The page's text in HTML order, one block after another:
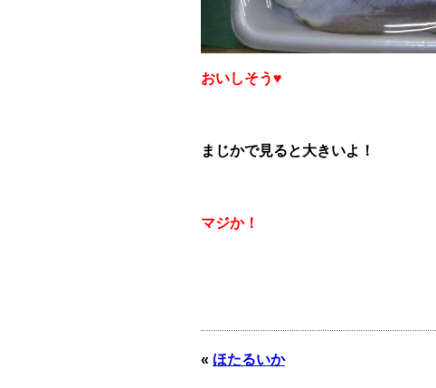
おいしそう♥
まじかで見ると大きいよ！
マジか！
« ほたるいか